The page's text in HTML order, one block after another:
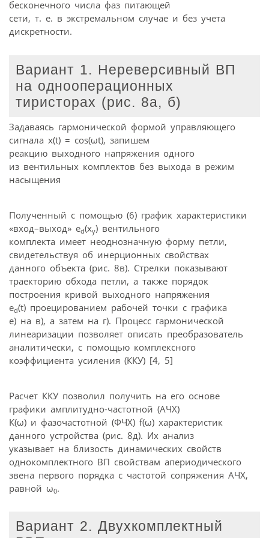
бесконечного числа фаз питающей
сети, т. е. в экстремальном случае и без учета
дискретности.
Вариант 1. Нереверсивный ВП
на однооперационных
тиристорах (рис. 8а, б)
Задаваясь гармонической формой управляющего
сигнала x(t) = cos(ωt), запишем
реакцию выходного напряжения одного
из вентильных комплектов без выхода в режим
насыщения
Полученный с помощью (6) график характеристики
«вход–выход» ed(xy) вентильного
комплекта имеет неоднозначную форму петли,
свидетельствуя об инерционных свойствах
данного объекта (рис. 8в). Стрелки показывают
траекторию обхода петли, а также порядок
построения кривой выходного напряжения
ed(t) проецированием рабочей точки с графика
е) на в), а затем на г). Процесс гармонической
линеаризации позволяет описать преобразователь
аналитически, с помощью комплексного
коэффициента усиления (ККУ) [4, 5]
Расчет ККУ позволил получить на его основе
графики амплитудно-частотной (АЧХ)
К(ω) и фазочастотной (ФЧХ) f(ω) характеристик
данного устройства (рис. 8д). Их анализ
указывает на близость динамических свойств
однокомплектного ВП свойствам апериодического
звена первого порядка с частотой сопряжения АЧХ,
равной ω0.
Вариант 2. Двухкомплектный